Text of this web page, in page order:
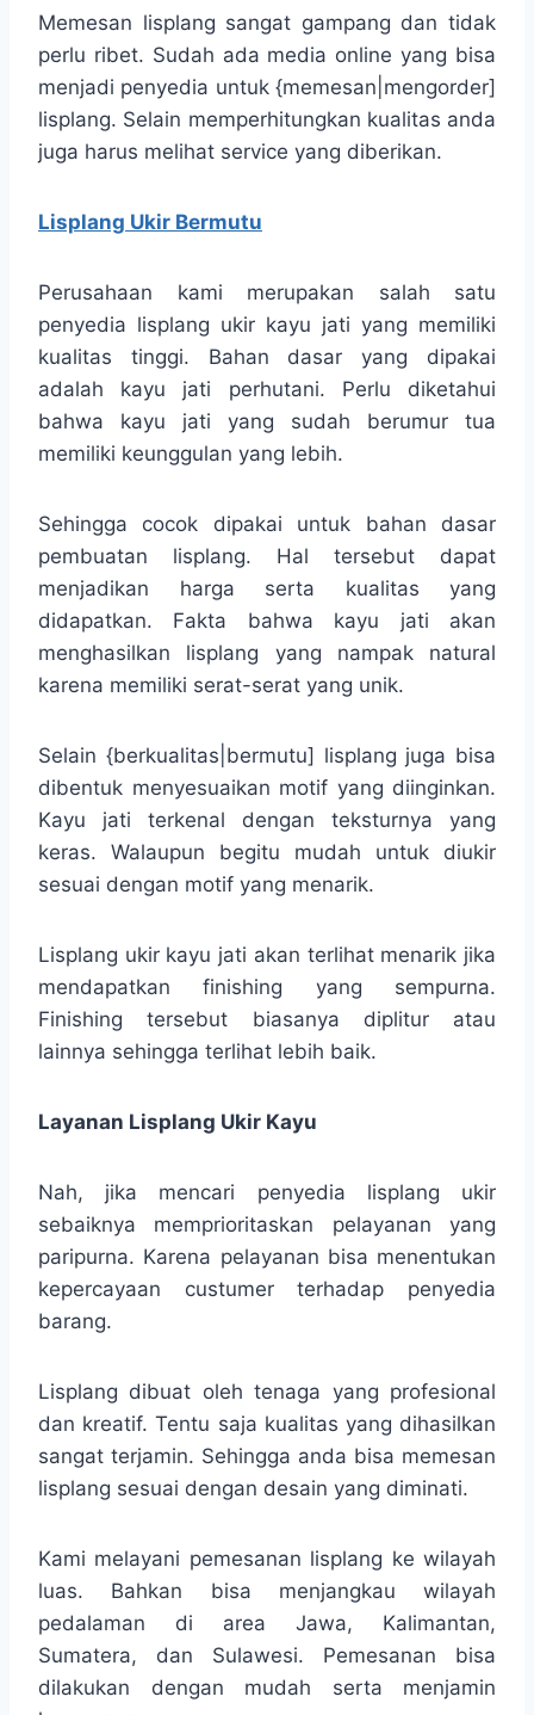
Memesan lisplang sangat gampang dan tidak
perlu ribet. Sudah ada media online yang bisa
menjadi penyedia untuk {memesan|mengorder]
lisplang. Selain memperhitungkan kualitas anda
juga harus melihat service yang diberikan.
Lisplang Ukir Bermutu
Perusahaan kami merupakan salah satu
penyedia lisplang ukir kayu jati yang memiliki
kualitas tinggi. Bahan dasar yang dipakai
adalah kayu jati perhutani. Perlu diketahui
bahwa kayu jati yang sudah berumur tua
memiliki keunggulan yang lebih.
Sehingga cocok dipakai untuk bahan dasar
pembuatan lisplang. Hal tersebut dapat
menjadikan harga serta kualitas yang
didapatkan. Fakta bahwa kayu jati akan
menghasilkan lisplang yang nampak natural
karena memiliki serat-serat yang unik.
Selain {berkualitas|bermutu] lisplang juga bisa
dibentuk menyesuaikan motif yang diinginkan.
Kayu jati terkenal dengan teksturnya yang
keras. Walaupun begitu mudah untuk diukir
sesuai dengan motif yang menarik.
Lisplang ukir kayu jati akan terlihat menarik jika
mendapatkan finishing yang sempurna.
Finishing tersebut biasanya diplitur atau
lainnya sehingga terlihat lebih baik.
Layanan Lisplang Ukir Kayu
Nah, jika mencari penyedia lisplang ukir
sebaiknya memprioritaskan pelayanan yang
paripurna. Karena pelayanan bisa menentukan
kepercayaan custumer terhadap penyedia
barang.
Lisplang dibuat oleh tenaga yang profesional
dan kreatif. Tentu saja kualitas yang dihasilkan
sangat terjamin. Sehingga anda bisa memesan
lisplang sesuai dengan desain yang diminati.
Kami melayani pemesanan lisplang ke wilayah
luas. Bahkan bisa menjangkau wilayah
pedalaman di area Jawa, Kalimantan,
Sumatera, dan Sulawesi. Pemesanan bisa
dilakukan dengan mudah serta menjamin